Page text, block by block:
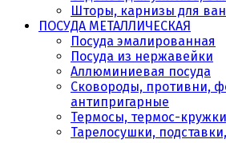
Шторы, карнизы для
ПОСУДА МЕТАЛЛИЧЕСКАЯ
Посуда эмалированная
Посуда из нержавейки
Аллюминиевая посуда
Сковороды, противни,
антипригарные
Термосы, термос-
Тарелосушки,